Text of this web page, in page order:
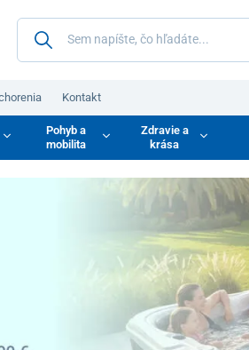
Kontakt
Pohyb a
mobilita
Zdravie a
krása